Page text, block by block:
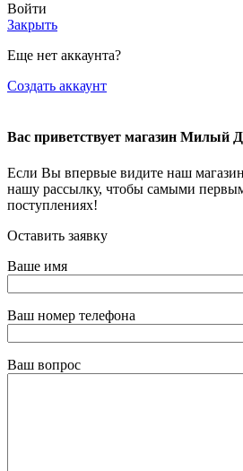
Войти
Закрыть
Еще нет аккаунта?
Создать аккаунт
Вас приветствует магазин Милый
Если Вы впервые видите наш
нашу рассылку, чтобы самыми
поступлениях!
Оставить заявку
Ваше имя
Ваш номер телефона
Ваш вопрос